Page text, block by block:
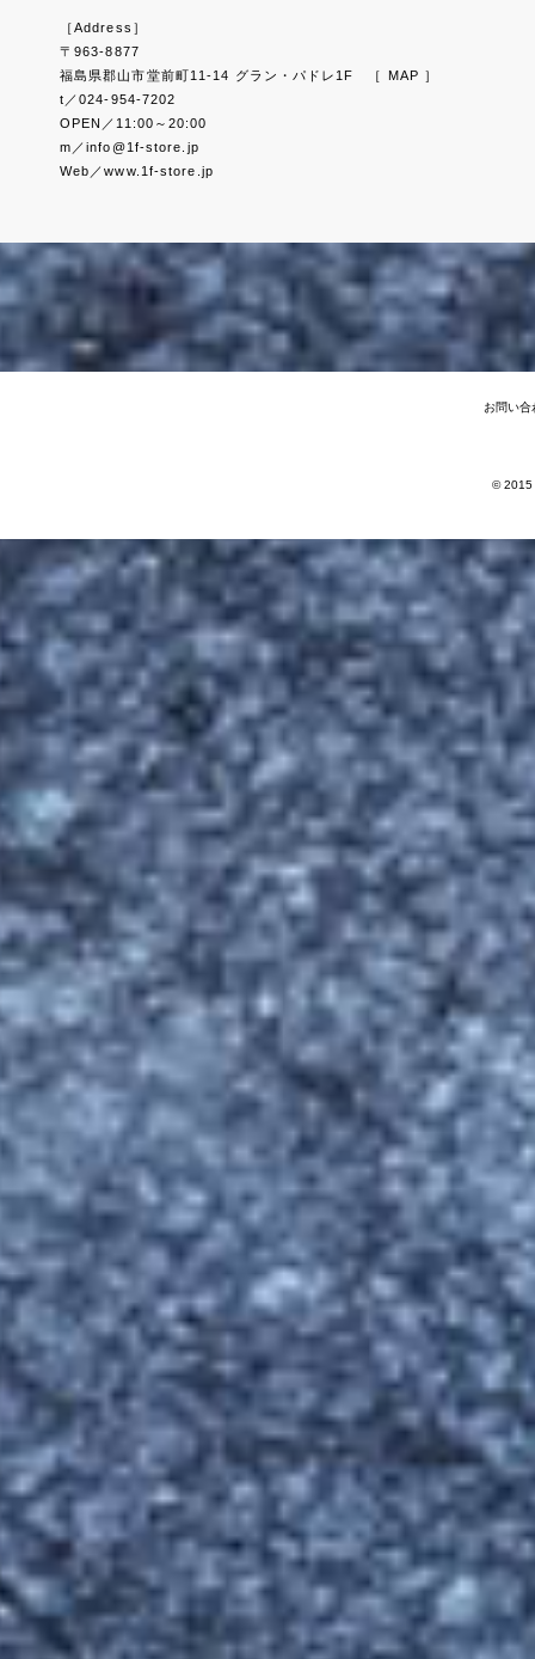
［Address］
〒963-8877
福島県郡山市堂前町11-14 グラン・パドレ1F
［ MAP ］
t／024-954-7202
OPEN／11:00～20:00
m／info@1f-store.jp
Web／www.1f-store.jp
お問い合
© 2015